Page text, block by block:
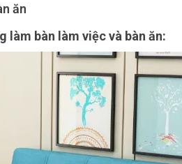
ăn
làm bàn làm việc và bàn ăn: